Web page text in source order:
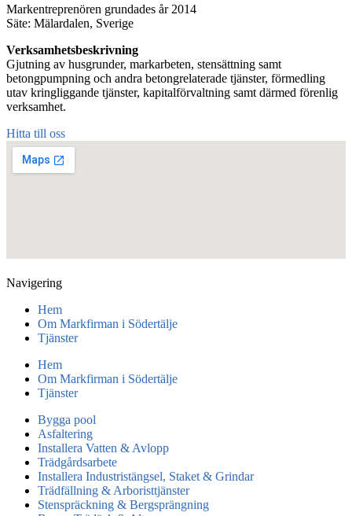
Markentreprenören grundades år 2014
Säte: Mälardalen, Sverige
Verksamhetsbeskrivning
Gjutning av husgrunder, markarbeten, stensättning samt
betongpumpning och andra betongrelaterade tjänster, förmedling
utav kringliggande tjänster, kapitalförvaltning samt därmed förenlig
verksamhet.
Hitta till oss
Navigering
Hem
Om Markfirman i Södertälje
Tjänster
Hem
Om Markfirman i Södertälje
Tjänster
Bygga pool
Asfaltering
Installera Vatten & Avlopp
Trädgårdsarbete
Installera Industristängsel, Staket & Grindar
Trädfällning & Arboristtjänster
Stenspräckning & Bergsprängning